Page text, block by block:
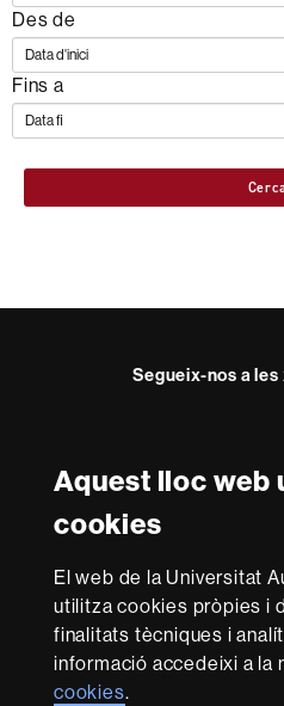
Aquest lloc web
cookies
El web de la Universitat
utilitza cookies pròpies i
finalitats tècniques i
informació accedeixi a la
cookies.
Des de
Fins a
Segueix-nos a
Reconeixement
Amb el